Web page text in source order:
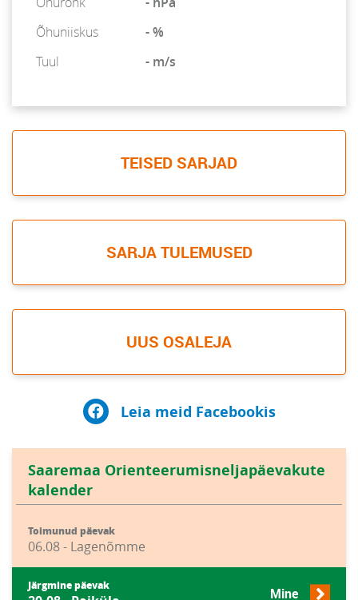
Õhuniiskus
- %
Tuul
- m/s
TEISED SARJAD
SARJA TULEMUSED
UUS OSALEJA
Leia meid Facebookis
Saaremaa Orienteerumisneljapäevakute
kalender
Toimunud päevak
06.08 - Lagenõmme
Järgmine päevak
Mine